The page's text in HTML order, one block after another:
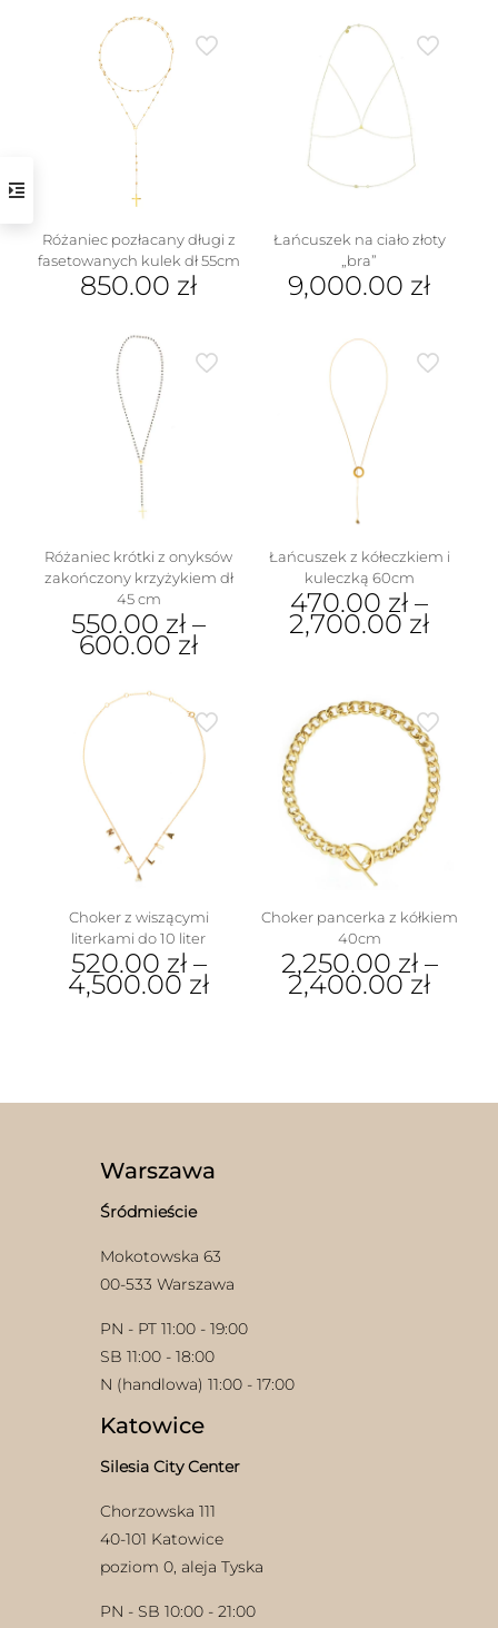
Różaniec pozłacany długi z
fasetowanych kulek dł 55cm
850.00 zł
Łańcuszek na ciało złoty
„bra”
9,000.00 zł
Różaniec krótki z onyksów
zakończony krzyżykiem dł
45 cm
550.00 zł –
600.00 zł
produkt
wariantów.
można
wybrać
na
stronie
produktu
Łańcuszek z kółeczkiem i
kuleczką 60cm
470.00 zł –
2,700.00 zł
wiele
wariantów.
stronie
produktu
Choker z wiszącymi
literkami do 10 liter
520.00 zł–
4,500.00 zł
na
stronie
produktu
Choker pancerka z kółkiem
40cm
2,250.00 zł–
2,400.00 zł
Warszawa
Śródmieście
Mokotowska 63
00-533 Warszawa
PN - PT 11:00 - 19:00
SB 11:00 - 18:00
N (handlowa) 11:00 - 17:00
Katowice
Silesia City Center
Chorzowska 111
40-101 Katowice
poziom 0, aleja Tyska
PN - SB 10:00 - 21:00